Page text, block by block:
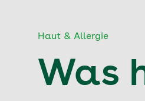
Haut & Allergie
Was